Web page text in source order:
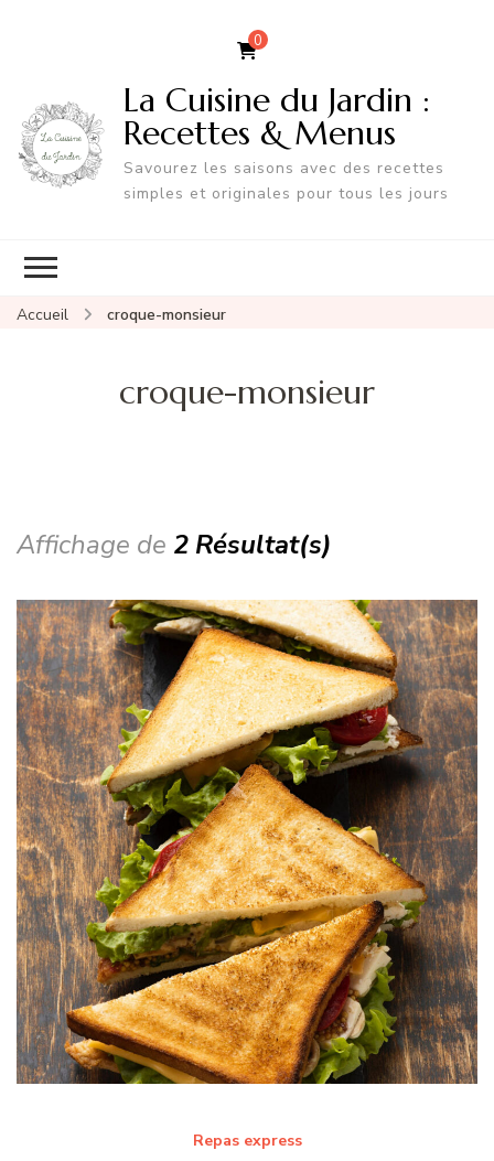
0
La Cuisine du Jardin :
Recettes & Menus
Savourez les saisons avec des recettes
simples et originales pour tous les jours
Accueil croque-monsieur
croque-monsieur
Affichage de 2 Résultat(s)
Repas express